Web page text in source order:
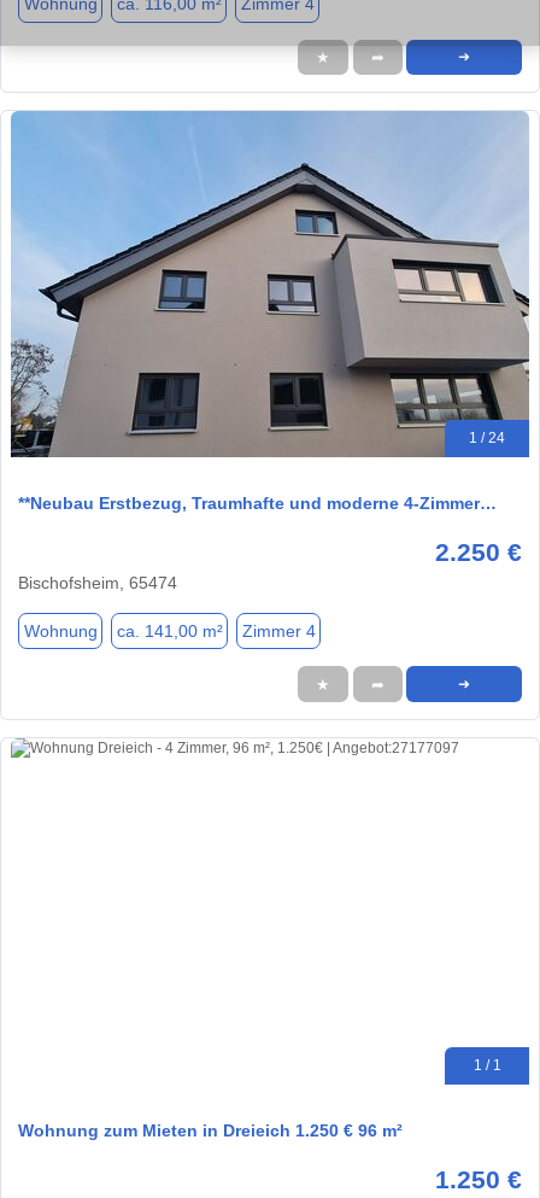
Wohnung ca. 116,00 m² Zimmer 4
★ ➦ ➜
1 / 24
**Neubau Erstbezug, Traumhafte und moderne 4-Zimmer…
2.250 €
Bischofsheim, 65474
Wohnung ca. 141,00 m² Zimmer 4
★ ➦ ➜
1 / 1
Wohnung zum Mieten in Dreieich 1.250 € 96 m²
1.250 €